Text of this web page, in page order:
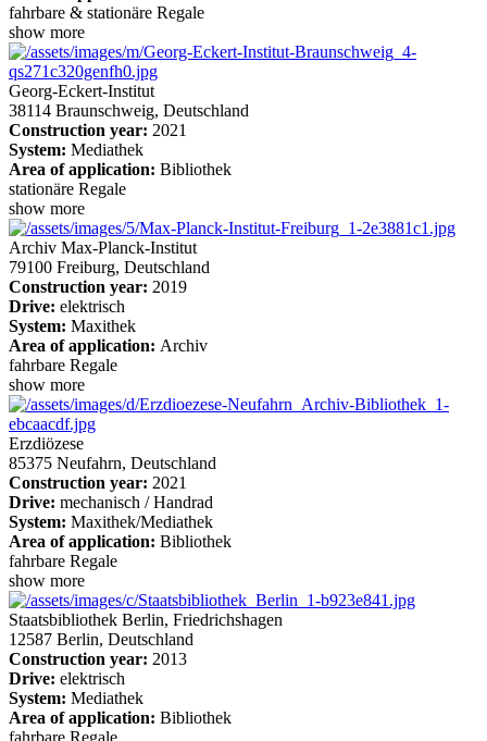
fahrbare & stationäre Regale
show more
Georg-Eckert-Institut
38114 Braunschweig, Deutschland
Construction year: 2021
System: Mediathek
Area of application: Bibliothek
stationäre Regale
show more
Archiv Max-Planck-Institut
79100 Freiburg, Deutschland
Construction year: 2019
Drive: elektrisch
System: Maxithek
Area of application: Archiv
fahrbare Regale
show more
Erzdiözese
85375 Neufahrn, Deutschland
Construction year: 2021
Drive: mechanisch / Handrad
System: Maxithek/Mediathek
Area of application: Bibliothek
fahrbare Regale
show more
Staatsbibliothek Berlin, Friedrichshagen
12587 Berlin, Deutschland
Construction year: 2013
Drive: elektrisch
System: Mediathek
Area of application: Bibliothek
fahrbare Regale